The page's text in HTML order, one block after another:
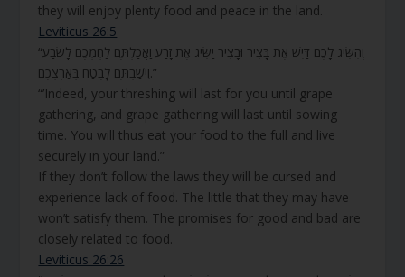
they will enjoy plenty food and peace in the land.
Leviticus 26:5
“וְהִשִּׂיג לָכֶם דַּיִשׁ אֶת בָּצִיר וּבָצִיר יַשִּׂיג אֶת זָרַע וַאֲכַלְתֶּם לַחְמְכֶם לָשֹׂבַע
וִישַׁבְתֶּם לָבֶטַח בְּאַרְצְכֶם.”
“’Indeed, your threshing will last for you until grape
gathering, and grape gathering will last until sowing
time. You will thus eat your food to the full and live
securely in your land.”
If they don’t follow the laws they will be cursed and
experience lack of food. The little that they may have
won’t satisfy them. The promises for good and bad are
closely related to food.
Leviticus 26:26